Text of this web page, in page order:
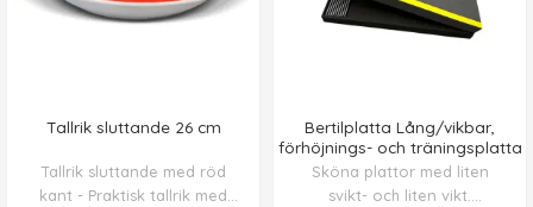
Tallrik sluttande 26 cm
Tallrik sluttande med röd
kant - Praktisk tallrik med
Bertilplatta Lång/vikbar,
förhöjnings- och träningsplatta
Sköna plattor med liten
svikt- och liten vikt.